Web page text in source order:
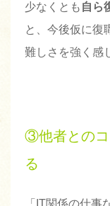
少なくとも 自ら
と、今後仮に復
難しさを強く感
③他者とのコ
る